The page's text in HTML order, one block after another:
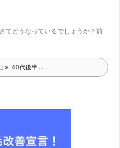
てどうなっているでしょうか？前
40代後半 ...